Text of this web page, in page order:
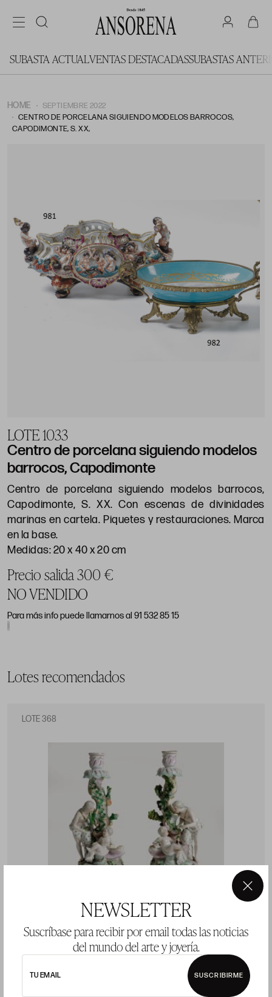
NEWSLETTER
Suscríbase para recibir por email todas las noticias
del mundo del arte y joyería.
TU EMAIL SUSCRIBIRME
×
SUBASTA ACTUALVENTAS DESTACADASSUBASTAS
HOME
SEPTIEMBRE 2022
CENTRO DE PORCELANA SIGUIENDO MODELOS BARROCOS,
CAPODIMONTE, S. XX,
LOTE 1033
Centro de porcelana siguiendo modelos
barrocos, Capodimonte
Centro de porcelana siguiendo modelos barrocos,
Capodimonte, S. XX. Con escenas de divinidades
marinas en cartela. Piquetes y restauraciones. Marca
en la base.
Medidas: 20 x 40 x 20 cm
Precio salida 300 €
NO VENDIDO
Para más info puede llamarnos al 91 532 85 15
Lotes recomendados
LOTE 368
Pareja de candeleros de porcelana, Alemania,
ffs.S.XIX - pps.S.XX